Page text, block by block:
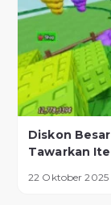
Diskon
Tawarkan
22 Oktober 2025